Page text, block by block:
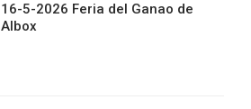
16-5-2026 Feria del Ganao de
Albox